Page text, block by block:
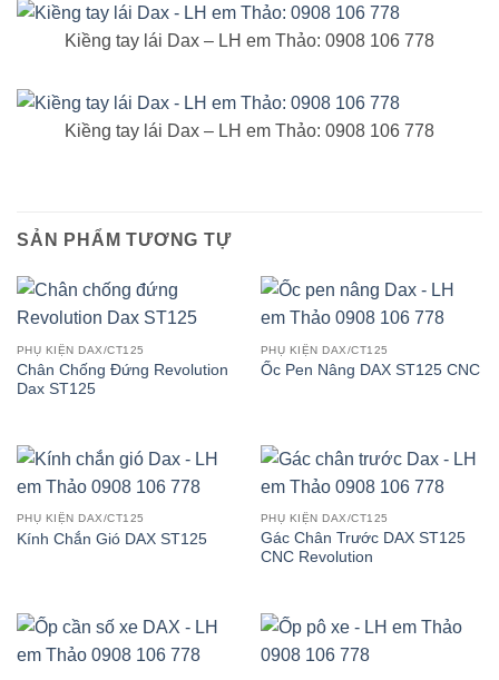
Kiềng tay lái Dax – LH em Thảo: 0908 106 778
Kiềng tay lái Dax – LH em Thảo: 0908 106 778
SẢN PHẨM TƯƠNG TỰ
PHỤ KIỆN DAX/CT125
Chân Chống Đứng Revolution
Dax ST125
PHỤ KIỆN DAX/CT125
Ốc Pen Nâng DAX ST125 CNC
PHỤ KIỆN DAX/CT125
Kính Chắn Gió DAX ST125
PHỤ KIỆN DAX/CT125
Gác Chân Trước DAX ST125
CNC Revolution